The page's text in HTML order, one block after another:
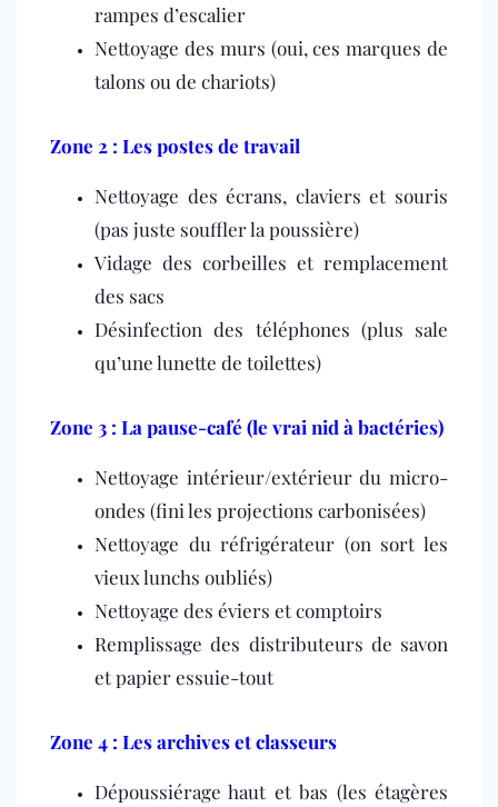
rampes d’escalier
Nettoyage des murs (oui, ces marques de
talons ou de chariots)
Zone 2 : Les postes de travail
Nettoyage des écrans, claviers et souris
(pas juste souffler la poussière)
Vidage des corbeilles et remplacement
des sacs
Désinfection des téléphones (plus sale
qu’une lunette de toilettes)
Zone 3 : La pause-café (le vrai nid à bactéries)
Nettoyage intérieur/extérieur du micro-
ondes (fini les projections carbonisées)
Nettoyage du réfrigérateur (on sort les
vieux lunchs oubliés)
Nettoyage des éviers et comptoirs
Remplissage des distributeurs de savon
et papier essuie-tout
Zone 4 : Les archives et classeurs
Dépoussiérage haut et bas (les étagères